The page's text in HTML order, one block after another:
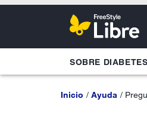
SOBRE DIABETES
Inicio Ayuda